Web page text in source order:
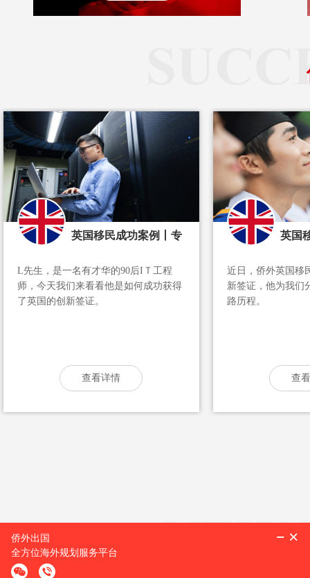
英国移民成功案例丨专
L先生，是一名有才华的90后IＴ工程
师，今天我们来看看他是如何成功获得
了英国的创新签证。
查看详情
英国
近日，侨外英国移
新签证，他为我们
路历程。
查